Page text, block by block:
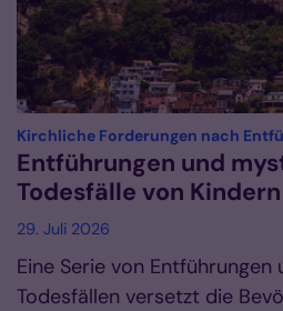
Kirchliche Forderungen nach
Entführungen und
Todesfälle von Kindern
29. Juli 2026
Eine Serie von
Todesfällen versetzt die